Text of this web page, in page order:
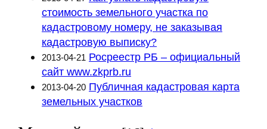
стоимость земельного участка по
кадастровому номеру, не заказывая
кадастровую выписку?
2013-04-21 Росреестр РБ – официальный
сайт www.zkprb.ru
2013-04-20 Публичная кадастровая карта
земельных участков